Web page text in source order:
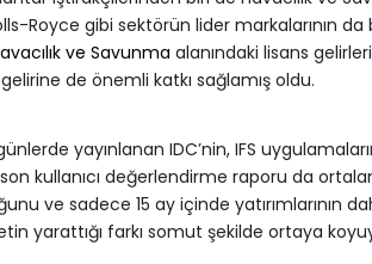
Royce gibi sektörün lider markalarının
ve Savunma alanındaki lisans
gelirine de önemli katkı sağlamış oldu.
yayınlanan IDC’nin, IFS
son kullanıcı değerlendirme raporu da
ve sadece 15 ay içinde yatırımlarının
yarattığı farkı somut şekilde ortaya